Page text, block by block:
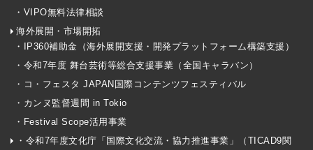
・VIPO無料法律相談
海外展開・市場開拓
・IP360補助金（海外展開支援・開発プラットフォーム構築支援）
・令和7年度 舞台芸術等総合支援事業（全国キャラバン）
・コ・フェスタ JAPAN国際コンテンツフェスティバル
・カンヌ監督週間 in Tokio
・Festival Scope活用事業
・令和7年度文化庁「国際文化交流・協力推進事業」（TICAD9関